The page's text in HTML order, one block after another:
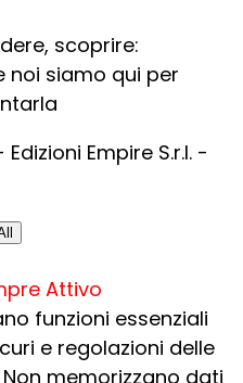
scoprire:
noi siamo qui per
Empire S.r.l. -
Attivo
funzioni essenziali
e regolazioni delle
memorizzano dati